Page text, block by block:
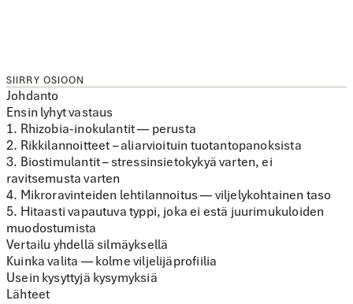
SIIRRY OSIOON
Johdanto
Ensin lyhyt vastaus
1. Rhizobia-inokulantit — perusta
2. Rikkilannoitteet – aliarvioituin tuotantopanoksista
3. Biostimulantit – stressinsietokykyä varten, ei
ravitsemusta varten
4. Mikroravinteiden lehtilannoitus — viljelykohtainen taso
5. Hitaasti vapautuva typpi, joka ei estä juurimukuloiden
muodostumista
Vertailu yhdellä silmäyksellä
Kuinka valita — kolme viljelijäprofiilia
Usein kysyttyjä kysymyksiä
Lähteet